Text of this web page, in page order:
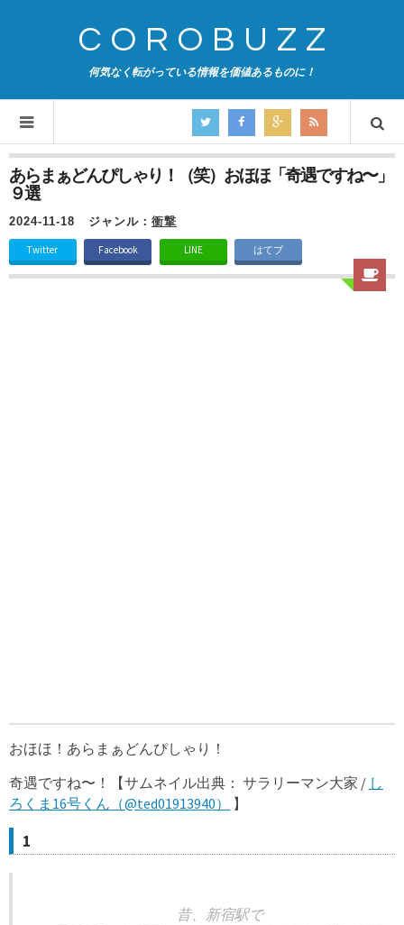
COROBUZZ
何気なく転がっている情報を価値あるものに！
あらまぁどんぴしゃり！（笑）おほほ「奇遇ですね〜」
９選
2024-11-18 ジャンル： 衝撃
Twitter Facebook LINE はてブ
おほほ！あらまぁどんぴしゃり！
奇遇ですね〜！【サムネイル出典： サラリーマン大家 / し
ろくま16号くん（@ted01913940）
】
1
昔、新宿駅で